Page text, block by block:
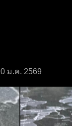
ม.ค. 2569